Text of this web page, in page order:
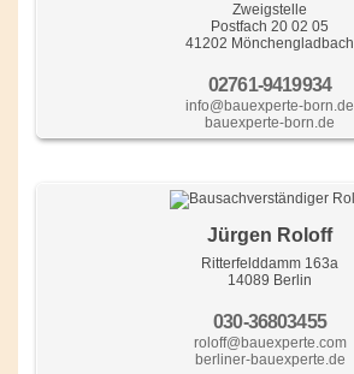
Zweigstelle
Postfach 20 02 05
41202 Mönchengladbach
02761-9419934
info@bauexperte-born.de
bauexperte-born.de
Jürgen Roloff
Ritterfelddamm 163a
14089 Berlin
030-36803455
roloff@bauexperte.com
berliner-bauexperte.de